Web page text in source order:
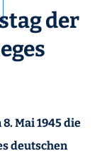
der
Mai 1945 die
deutschen